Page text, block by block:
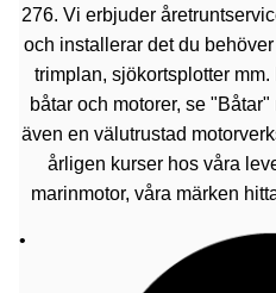
276. Vi erbjuder
och installerar det du
trimplan, sjökortsplotter
båtar och motorer, se
även en välutrustad
årligen kurser hos våra
marinmotor, våra märken